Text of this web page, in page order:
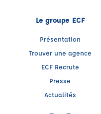
Le groupe ECF
Présentation
Trouver une agence
ECF Recrute
Presse
Actualités